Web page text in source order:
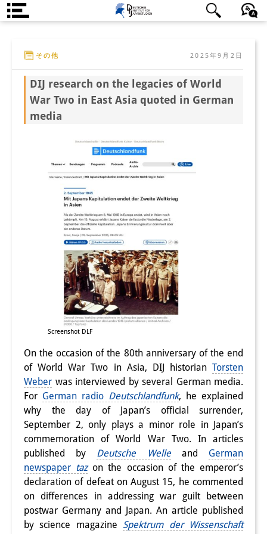
研究所の概要
チーム
執行部
リサーチ・チーム
学術誌・サイエンスコミュニケ
ーション
リサーチ・サポート
客員研究員
奨学生
研修生
研究活動の概要
研究クラスター
日本におけるサステナビリティ
研究クラスター
デジタル・トランスフォーメー
ション
研究クラスター
トランスリージョナル・ジャパ
ン
その他 2025年9月2日
DIJ research on the legacies of World
War Two in East Asia quoted in German
media
Screenshot DLF
On the occasion of the 80th anniversary of the end
of World War Two in Asia, DIJ historian Torsten
Weber was interviewed by several German media.
For German radio Deutschlandfunk, he explained
why the day of Japan’s official surrender,
September 2, only plays a minor role in Japan’s
commemoration of World War Two. In articles
published by Deutsche Welleand German
newspaper tazon the occasion of the emperor’s
declaration of defeat on August 15, he commented
on differences in addressing war guilt between
postwar Germany and Japan. An article published
by science magazine Spektrum der Wissenschaft